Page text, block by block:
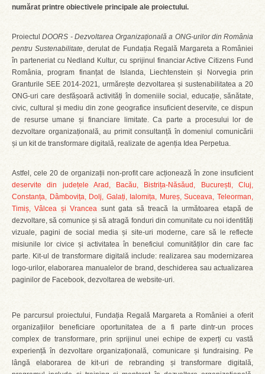
numărat printre obiectivele principale ale proiectului.
ProiectulDOORS - Dezvoltarea Organizațională a ONG-urilor din România
pentru Sustenabilitate, derulat de Fundația Regală Margareta a României
în parteneriat cu Nedland Kultur, cu sprijinul financiar Active Citizens Fund
România, program finanțat de Islanda, Liechtenstein și Norvegia prin
Granturile SEE 2014-2021, urmărește dezvoltarea și sustenabilitatea a 20
ONG-uri care desfășoară activități în domeniile social, educație, sănătate,
civic, cultural și mediu din zone geografice insuficient deservite, ce dispun
de resurse umane și financiare limitate. Ca parte a procesului lor de
dezvoltare organizațională, au primit consultanță în domeniul comunicării
și un kit de transformare digitală, realizate de agenția Idea Perpetua.
Astfel, cele 20 de organizații non-profit care acționează în zone insuficient
deservite din județele Arad, Bacău, Bistrița-Năsăud, București, Cluj,
Constanța, Dâmbovița, Dolj, Galați, Ialomița, Mureș, Suceava, Teleorman,
Timiș, Vâlcea și Vrancea sunt gata să treacă la următoarea etapă de
dezvoltare, să comunice și să atragă fonduri din comunitate cu noi identități
vizuale, pagini de social media și site-uri moderne, care să le reflecte
misiunile lor civice și activitatea în beneficiul comunităților din care fac
parte. Kit-ul de transformare digitală include: realizarea sau modernizarea
logo-urilor, elaborarea manualelor de brand, deschiderea sau actualizarea
paginilor de Facebook, dezvoltarea de website-uri.
Pe parcursul proiectului, Fundația Regală Margareta a României a oferit
organizațiilor beneficiare oportunitatea de a fi parte dintr-un proces
complex de transformare, prin sprijinul unei echipe de experți cu vastă
experiență în dezvoltare organizațională, comunicare și fundraising. Pe
lângă elaborarea de kit-uri de rebranding și transformare digitală,